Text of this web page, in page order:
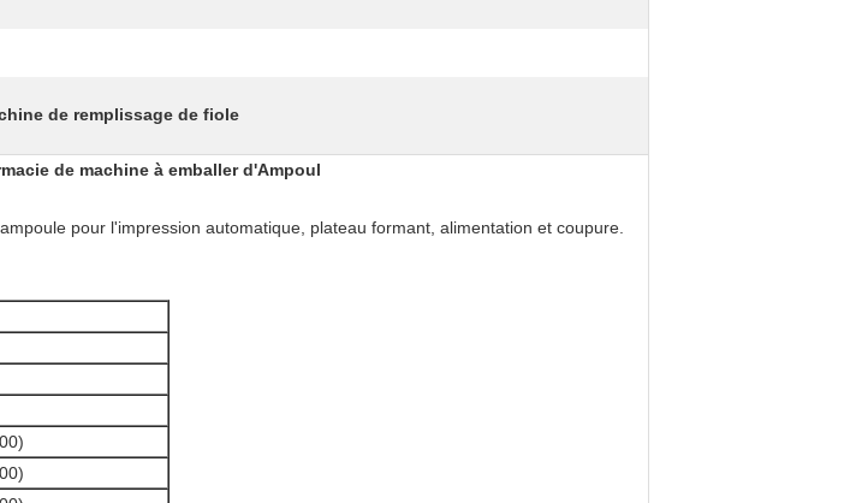
de remplissage de fiole
de machine à emballer d'Ampoul
pour l'impression automatique, plateau formant, alimentation et coupure.